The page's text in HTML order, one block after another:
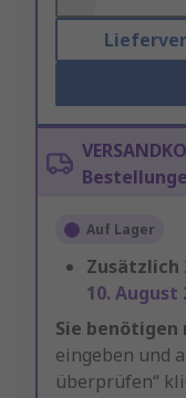
Auf Lager
Zusätzlich
10. August
Sie benötigen
eingeben und
überprüfen“